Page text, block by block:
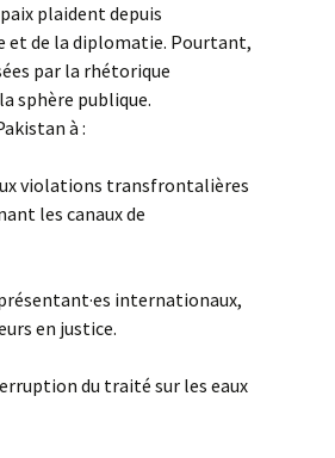
plaident depuis
et de la diplomatie. Pourtant,
par la rhétorique
sphère publique.
à :
violations transfrontalières
les canaux de
internationaux,
en justice.
du traité sur les eaux